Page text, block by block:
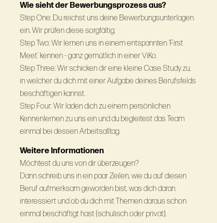
Wie sieht der Bewerbungsprozess aus?
Step One: Du reichst uns deine Bewerbungsunterlagen
ein. Wir prüfen diese sorgfältig.
Step Two: Wir lernen uns in einem entspannten 'First
Meet' kennen - ganz gemütlich in einer ViKo.
Step Three: Wir schicken dir eine kleine Case Study zu,
in welcher du dich mit einer Aufgabe deines Berufsfelds
beschäftigen kannst.
Step Four: Wir laden dich zu einem persönlichen
Kennenlernen zu uns ein und du begleitest das Team
einmal bei dessen Arbeitsalltag.
Weitere Informationen
Möchtest du uns von dir überzeugen?
Dann schreib uns in ein paar Zeilen, wie du auf diesen
Beruf aufmerksam geworden bist, was dich daran
interessiert und ob du dich mit Themen daraus schon
einmal beschäftigt hast (schulisch oder privat).